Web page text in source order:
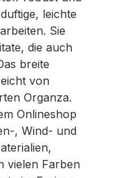
leichte
Sie
die auch
breite
von
Organza.
Onlineshop
, Wind- und
vielen Farben